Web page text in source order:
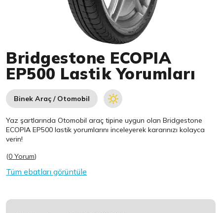
Bridgestone ECOPIA
EP500 Lastik Yorumları
Binek Araç / Otomobil
Yaz şartlarında Otomobil araç tipine uygun olanBridgestone
ECOPIA EP500 lastik yorumlarını inceleyerek kararınızı kolayca
verin!
(0 Yorum)
Tüm ebatları görüntüle